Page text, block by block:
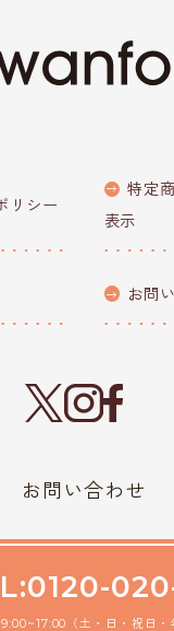
リシー
特定
表示
お問
お問い合わせ
（土・日・祝日・